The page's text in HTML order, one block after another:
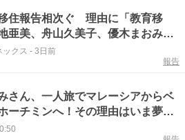
住報告相次ぐ 理由に「教育移
美、舟山久美子、優木まおみら
ックス - 3日前
報告
さん、一人旅でマレーシアからベ
ーチミンへ！その理由はいま夢中
ルボール」！